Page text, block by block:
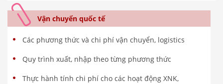
Vận chuyển quốc tế
Các phương thức và chi phí vận chuyển, logistics
Quy trình xuất, nhập theo từng phương thức
Thực hành tính chi phí cho các hoạt động XNK,